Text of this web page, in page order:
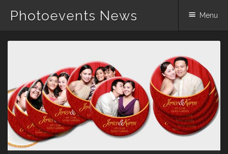
Photoevents News Menu
Skip